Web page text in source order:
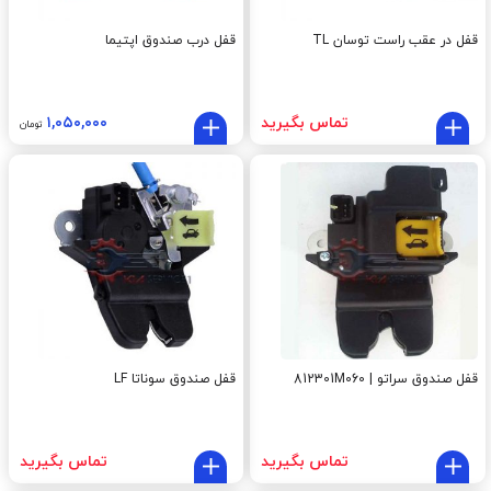
قفل در عقب راست توسان TL
تماس بگیرید
قفل درب صندوق اپتيما
۱,۰۵۰,۰۰۰ تومان
قفل صندوق سراتو | 812301M060
تماس بگیرید
قفل صندوق سوناتا LF
تماس بگیرید